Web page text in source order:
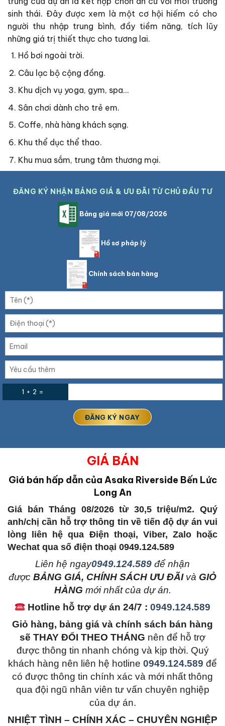
sinh thái. Đây được xem là một cơ hội hiếm có cho
người thu nhập trung bình, đầy tiềm năng, tích lũy
những giá trị thiết thực cho tương lai.
Hồ bơi ngoài trời.
Câu lạc bộ cộng đồng.
Khu dịch vụ yoga, gym, spa…
Sân chơi dành cho trẻ em.
Coffe, nhà hàng khách sạng.
Khu thể dục thể thao.
Khu mua sắm, trung tâm thương mại.
ĐĂNG KÝ NHẬN BẢNG GIÁ & ƯU ĐÃI TỪ CHỦ ĐẦU TƯ
Bảng giá mới 07/08/2026
Hồ sơ pháp lý
Chính sách bán hàng
1 + 2 =
GIÁ BÁN
Giá bán hấp dẫn của Asaka Riverside Bến Lức
Long An
Giá bán Tháng 08/2026 từ 30,5 triệu/m2. Quý
anh/chị cần hỗ trợ thông tin về tiến độ dự án vui
lòng liên hệ qua Điện thoại, Viber, Zalo hoặc
Wechat qua số điện thoại 0949.124.589
Liên hệ ngay0949.124.589 để nhận
được BẢNG GIÁ, CHÍNH SÁCH ƯU ĐÃIvà GIỎ
HÀNG mới nhất của dự án.
Hotline hỗ trợ dự án 24/7 :0949.124.589
Giỏ hàng, bảng giá và chính sách bán hàng
sẽ THAY ĐỔI THEO THÁNG nên để hỗ trợ
được thông tin nhanh chóng và kịp thời. Quý
khách hàng nên liên hệ hotline 0949.124.589 để
có được thông tin chính xác và mới nhất thông
qua đội ngũ nhân viên tư vấn chuyên nghiệp
của dự án.
NHIỆT TÌNH – CHÍNH XÁC – CHUYÊN NGHIỆP